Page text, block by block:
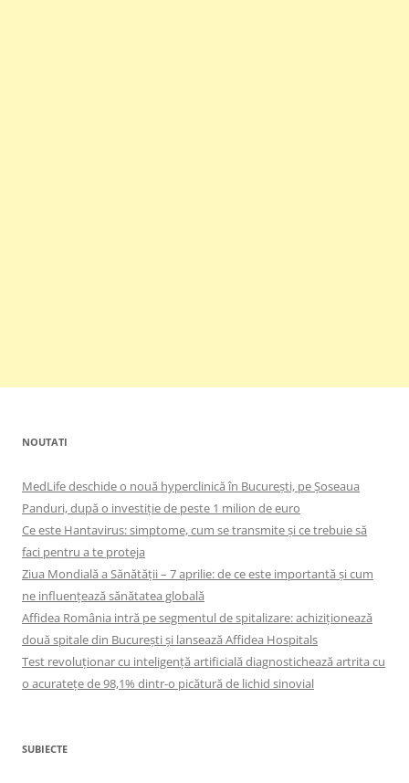
NOUTATI
MedLife deschide o nouă hyperclinică în București, pe Șoseaua
Panduri, după o investiție de peste 1 milion de euro
Ce este Hantavirus: simptome, cum se transmite și ce trebuie să
faci pentru a te proteja
Ziua Mondială a Sănătății – 7 aprilie: de ce este importantă și cum
ne influențează sănătatea globală
Affidea România intră pe segmentul de spitalizare: achiziționează
două spitale din București și lansează Affidea Hospitals
Test revoluționar cu inteligență artificială diagnostichează artrita cu
o acuratețe de 98,1% dintr-o picătură de lichid sinovial
SUBIECTE